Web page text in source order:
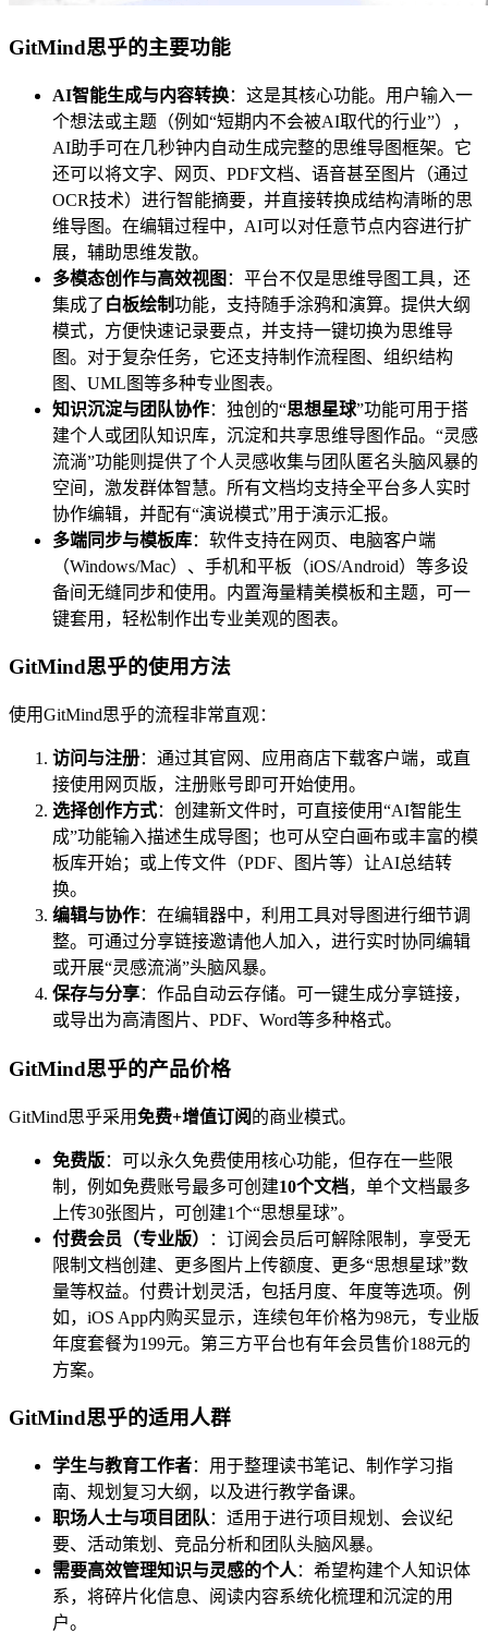
GitMind思乎的主要功能
AI智能生成与内容转换：这是其核心功能。用户输入一
个想法或主题（例如“短期内不会被AI取代的行业”），
AI助手可在几秒钟内自动生成完整的思维导图框架。它
还可以将文字、网页、PDF文档、语音甚至图片（通过
OCR技术）进行智能摘要，并直接转换成结构清晰的思
维导图。在编辑过程中，AI可以对任意节点内容进行扩
展，辅助思维发散。
多模态创作与高效视图 ：平台不仅是思维导图工具，还
集成了 白板绘制功能，支持随手涂鸦和演算。提供大纲
模式，方便快速记录要点，并支持一键切换为思维导
图。对于复杂任务，它还支持制作流程图、组织结构
图、UML图等多种专业图表。
知识沉淀与团队协作：独创的“思想星球”功能可用于搭
建个人或团队知识库，沉淀和共享思维导图作品。“灵感
流淌”功能则提供了个人灵感收集与团队匿名头脑风暴的
空间，激发群体智慧。所有文档均支持全平台多人实时
协作编辑，并配有“演说模式”用于演示汇报。
多端同步与模板库：软件支持在网页、电脑客户端
（Windows/Mac）、手机和平板（iOS/Android）等多设
备间无缝同步和使用。内置海量精美模板和主题，可一
键套用，轻松制作出专业美观的图表。
GitMind思乎的使用方法
使用GitMind思乎的流程非常直观：
访问与注册：通过其官网、应用商店下载客户端，或直
接使用网页版，注册账号即可开始使用。
选择创作方式：创建新文件时，可直接使用“AI智能生
成”功能输入描述生成导图；也可从空白画布或丰富的模
板库开始；或上传文件（PDF、图片等）让AI总结转
换。
编辑与协作：在编辑器中，利用工具对导图进行细节调
整。可通过分享链接邀请他人加入，进行实时协同编辑
或开展“灵感流淌”头脑风暴。
保存与分享：作品自动云存储。可一键生成分享链接，
或导出为高清图片、PDF、Word等多种格式。
GitMind思乎的产品价格
GitMind思乎采用免费+增值订阅的商业模式。
免费版：可以永久免费使用核心功能，但存在一些限
制，例如免费账号最多可创建10个文档，单个文档最多
上传30张图片，可创建1个“思想星球”。
付费会员（专业版）
：订阅会员后可解除限制，享受无
限制文档创建、更多图片上传额度、更多“思想星球”数
量等权益。付费计划灵活，包括月度、年度等选项。例
如，iOS App内购买显示，连续包年价格为98元，专业版
年度套餐为199元。第三方平台也有年会员售价188元的
方案。
GitMind思乎的适用人群
学生与教育工作者：用于整理读书笔记、制作学习指
南、规划复习大纲，以及进行教学备课。
职场人士与项目团队 ：适用于进行项目规划、会议纪
要、活动策划、竞品分析和团队头脑风暴。
需要高效管理知识与灵感的个人 ：希望构建个人知识体
系，将碎片化信息、阅读内容系统化梳理和沉淀的用
户。